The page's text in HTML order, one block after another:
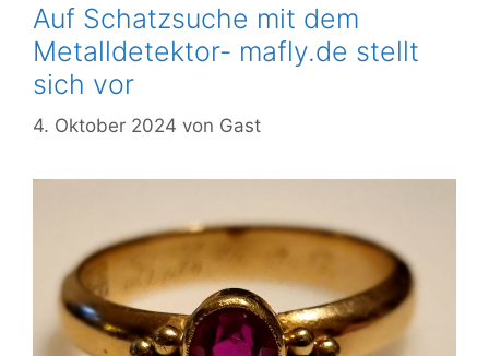
Auf Schatzsuche mit dem
Metalldetektor- mafly.de stellt
sich vor
4. Oktober 2024 von Gast